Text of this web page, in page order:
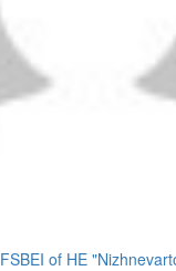
FSBEI of HE